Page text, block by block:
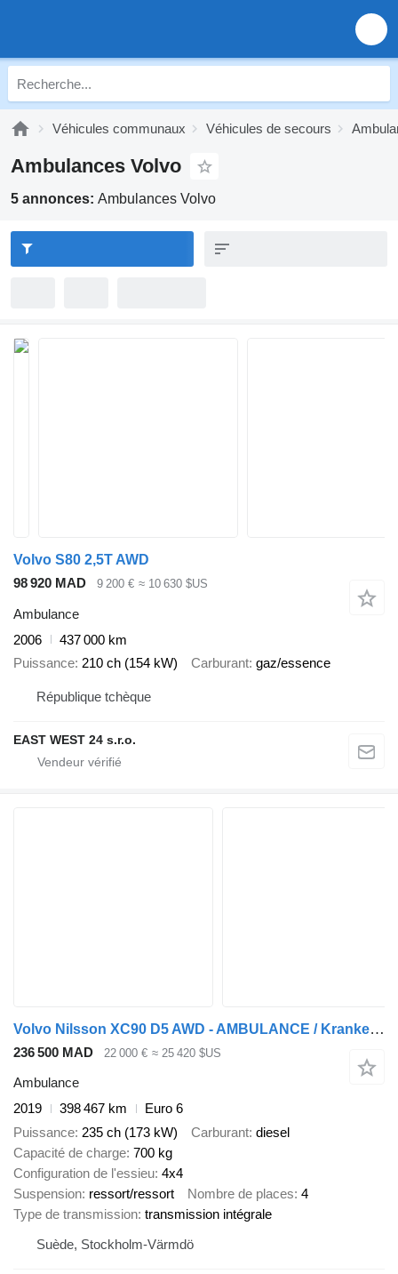
Véhicules communaux Véhicules de secours
Ambulances Volvo
5 annonces: Ambulances Volvo
Volvo S80 2,5T AWD
98 920 MAD
9 200 € ≈ 10 630 $US
Ambulance
2006
437 000 km
Puissance 210 ch (154 kW) Carburant gaz/essence
République tchèque
EAST WEST 24 s.r.o.
Volvo Nilsson XC90 D5 AWD - AMBULANCE / Krankenwagen / shvydka dopomoh
236 500 MAD 22 000 € ≈ 25 420 $US
Ambulance
2019
398 467 km
Euro 6
Puissance 235 ch (173 kW) Carburant diesel
Capacité de charge 700 kg
Configuration de l'essieu 4x4
Suspension ressort/ressort Nombre de places 4
Type de transmission transmission intégrale
Suède, Stockholm-Värmdö